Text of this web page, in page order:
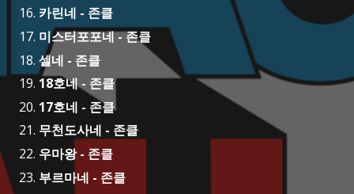
카린네 - 존클
미스터포포네 - 존클
셀네 - 존클
18호네 - 존클
17호네 - 존클
무천도사네 - 존클
우마왕 - 존클
부르마네 - 존클